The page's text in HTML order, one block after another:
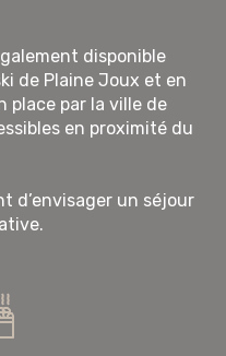
disponible
de Plaine Joux et en
place par la ville de
en proximité du
d’envisager un séjour